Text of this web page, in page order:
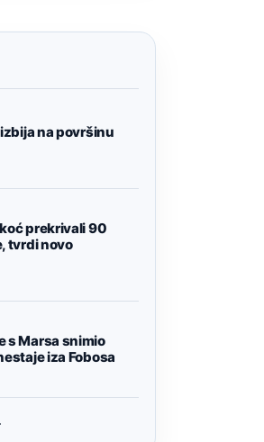
na površinu
prekrivali 90
tvrdi novo
s Marsa snimio
iza Fobosa